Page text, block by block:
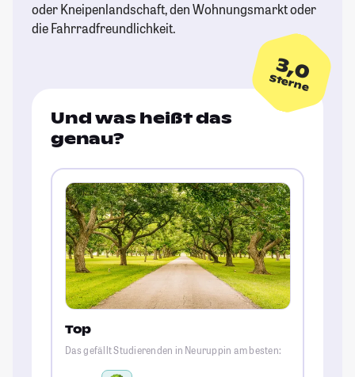
oder Kneipenlandschaft, den Wohnungsmarkt oder
die Fahrradfreundlichkeit.
3,0
Sterne
Und was heißt das
genau?
Top
Das gefällt Studierenden in Neuruppin am besten: